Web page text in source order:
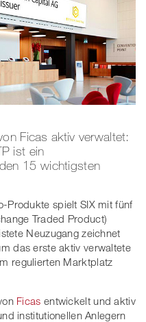
Ficas aktiv verwaltet:
ist ein
15 wichtigsten
Produkte spielt SIX mit fünf
Traded Product)
Neuzugang zeichnet
das erste aktiv verwaltete
regulierten Marktplatz
Ficas entwickelt und aktiv
institutionellen Anlegern